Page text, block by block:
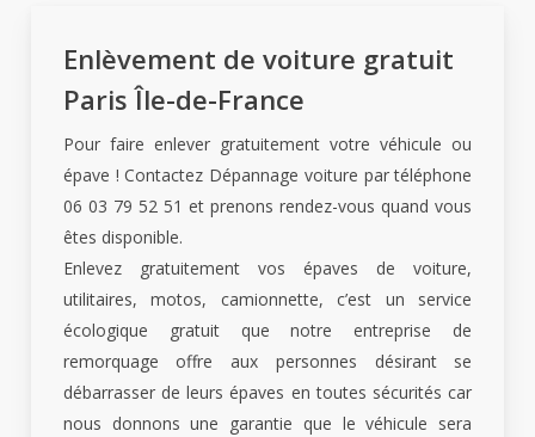
Enlèvement de voiture gratuit
Paris Île-de-France
Pour faire enlever gratuitement votre véhicule ou
épave ! Contactez Dépannage voiture par téléphone
06 03 79 52 51 et prenons rendez-vous quand vous
êtes disponible.
Enlevez gratuitement vos épaves de voiture,
utilitaires, motos, camionnette, c’est un service
écologique gratuit que notre entreprise de
remorquage offre aux personnes désirant se
débarrasser de leurs épaves en toutes sécurités car
nous donnons une garantie que le véhicule sera